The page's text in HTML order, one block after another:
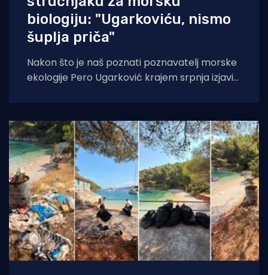
biologiju: "Ugarkoviću, nismo
šuplja priča"
Nakon što je naš poznati poznavatelj morske
ekologije Pero Ugarković krajem srpnja izjavio